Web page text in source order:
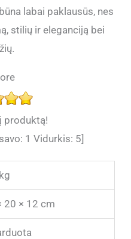
labai paklausūs, nes
stilių ir eleganciją bei
produktą!
1 Vidurkis: 5]
20 × 12 cm